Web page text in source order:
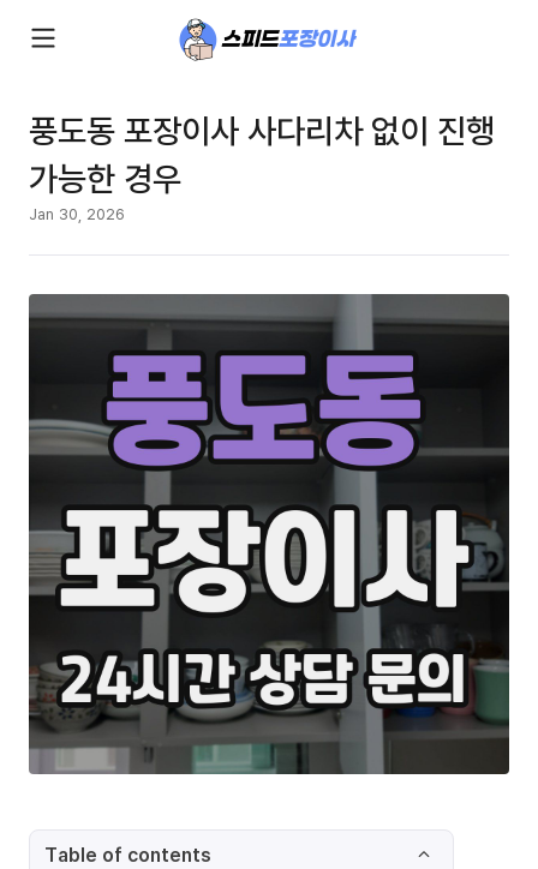
풍도동 포장이사 사다리차 없이 진행
가능한 경우
Jan 30, 2026
Table of contents